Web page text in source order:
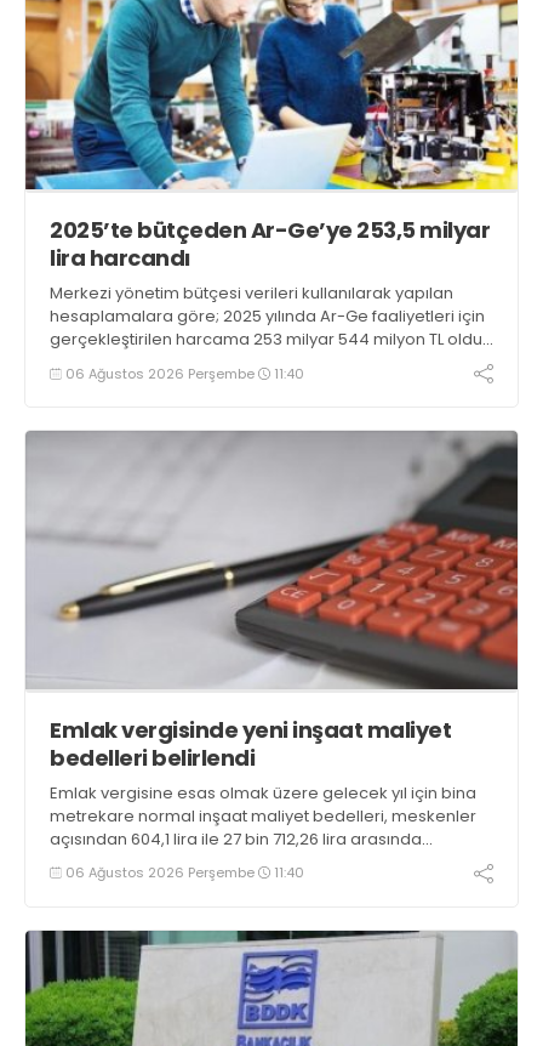
2025’te bütçeden Ar-Ge’ye 253,5 milyar
lira harcandı
Merkezi yönetim bütçesi verileri kullanılarak yapılan
hesaplamalara göre; 2025 yılında Ar-Ge faaliyetleri için
gerçekleştirilen harcama 253 milyar 544 milyon TL oldu.
Ar-Ge harcamalarının merkezi yönetim bütçesi
içerisindeki oranı yüzde 1,58 oldu
06 Ağustos 2026 Perşembe 11:40
Emlak vergisinde yeni inşaat maliyet
bedelleri belirlendi
Emlak vergisine esas olmak üzere gelecek yıl için bina
metrekare normal inşaat maliyet bedelleri, meskenler
açısından 604,1 lira ile 27 bin 712,26 lira arasında
değişecek
06 Ağustos 2026 Perşembe 11:40